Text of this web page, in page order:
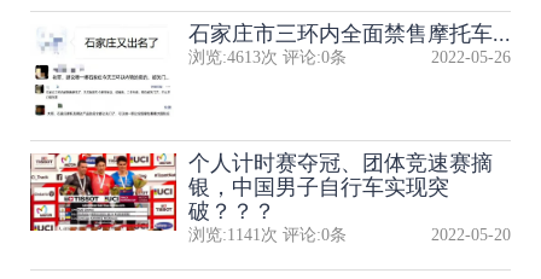
石家庄市三环内全面禁售摩托车...
浏览:4613次 评论:0条 2022-05-26
个人计时赛夺冠、团体竞速赛摘
银，中国男子自行车实现突
破？？？
浏览:1141次 评论:0条 2022-05-20